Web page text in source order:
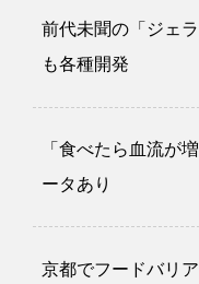
前代未聞の「ジェ
も各種開発
「食べたら血流が
ータあり
京都でフードバリ